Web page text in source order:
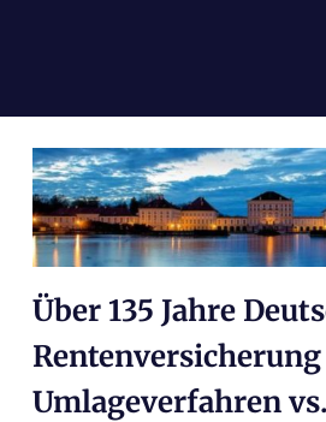
Inhalt
springen
Über 135 Jahre
Umlageverfahren vs.